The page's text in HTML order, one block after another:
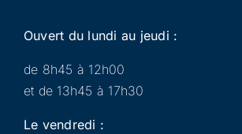
Ouvert du lundi au jeudi :
de 8h45 à 12h00
et de 13h45 à 17h30
Le vendredi :